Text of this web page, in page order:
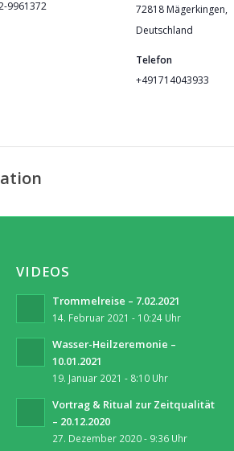
9961372
72818 Mägerkingen,
Deutschland
Telefon
+491714043933
VIDEOS
Trommelreise – 7.02.2021
14. Februar 2021 - 10:24 Uhr
Wasser-Heilzeremonie –
10.01.2021
19. Januar 2021 - 8:10 Uhr
Vortrag & Ritual zur Zeitqualität
– 20.12.2020
27. Dezember 2020 - 9:36 Uhr